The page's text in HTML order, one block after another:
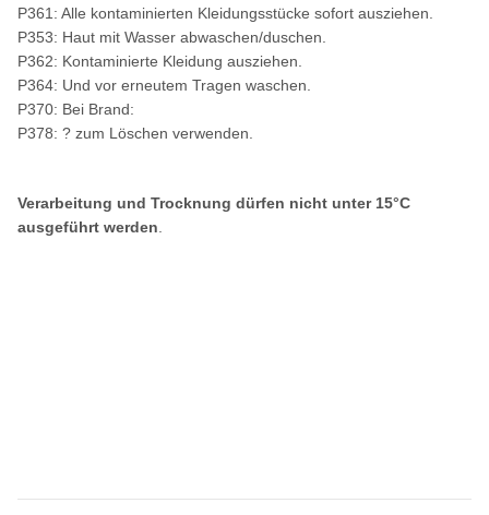
P361: Alle kontaminierten Kleidungsstücke sofort ausziehen.
P353: Haut mit Wasser abwaschen/duschen.
P362: Kontaminierte Kleidung ausziehen.
P364: Und vor erneutem Tragen waschen.
P370: Bei Brand:
P378: ? zum Löschen verwenden.
Verarbeitung und Trocknung dürfen nicht unter 15°C
ausgeführt werden.